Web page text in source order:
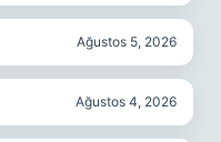
Ağustos 5, 2026
Ağustos 4, 2026